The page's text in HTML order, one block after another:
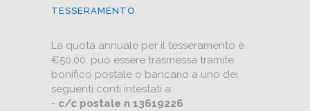
TESSERAMENTO
La quota annuale per il tesseramento è
€50,00, può essere trasmessa tramite
bonifico postale o bancario a uno dei
seguenti conti intestati a:
- c/c postale n 13619226